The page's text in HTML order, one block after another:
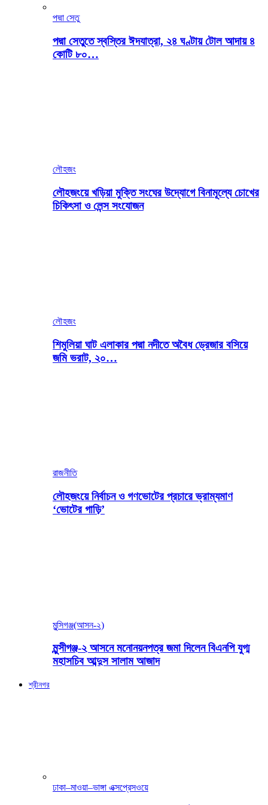
পদ্মা সেতু
পদ্মা সেতুতে স্বস্তির ঈদযাত্রা, ২৪ ঘণ্টায় টোল আদায় ৪
কোটি ৮০…
লৌহজং
লৌহজংয়ে খড়িয়া মুক্তি সংঘের উদ্যোগে বিনামূল্যে চোখের
চিকিৎসা ও লেন্স সংযোজন
লৌহজং
শিমুলিয়া ঘাট এলাকার পদ্মা নদীতে অবৈধ ড্রেজার বসিয়ে
জমি ভরাট, ২০…
রাজনীতি
লৌহজংয়ে নির্বাচন ও গণভোটের প্রচারে ভ্রাম্যমাণ
‘ভোটের গাড়ি’
মুন্সিগঞ্জ(আসন-২)
মুন্সীগঞ্জ-২ আসনে মনোনয়নপত্র জমা দিলেন বিএনপি যুগ্ম
মহাসচিব আব্দুস সালাম আজাদ
শ্রীনগর
ঢাকা–মাওয়া–ভাঙ্গা এক্সপ্রেসওয়ে